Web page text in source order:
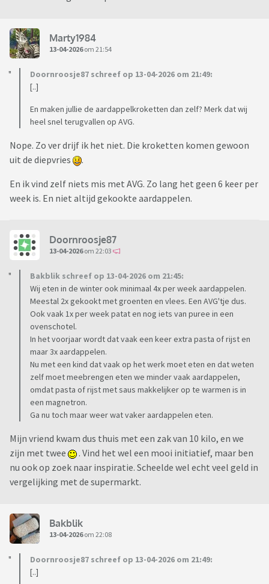
Marty1984
13-04-2026om 21:54
Doornroosje87 schreef op 13-04-2026 om 21:49:
[..]
En maken jullie de aardappelkroketten dan zelf? Merk dat wij
heel snel terugvallen op AVG.
Nope. Zo ver drijf ik het niet. Die kroketten komen gewoon
uit de diepvries
.
En ik vind zelf niets mis met AVG. Zo lang het geen 6 keer per
week is. En niet altijd gekookte aardappelen.
Doornroosje87
13-04-2026om 22:03
Bakblik schreef op 13-04-2026 om 21:45:
Wij eten in de winter ook minimaal 4x per week aardappelen.
Meestal 2x gekookt met groenten en vlees. Een AVG'tje dus.
Ook vaak 1x per week patat en nog iets van puree in een
ovenschotel.
In het voorjaar wordt dat vaak een keer extra pasta of rijst en
maar 3x aardappelen.
Nu met een kind dat vaak op het werk moet eten en dat weten
zelf moet meebrengen eten we minder vaak aardappelen,
omdat pasta of rijst met saus makkelijker op te warmen is in
een magnetron.
Ga nu toch maar weer wat vaker aardappelen eten.
Mijn vriend kwam dus thuis met een zak van 10 kilo, en we
zijn met twee
. Vind het wel een mooi initiatief, maar ben
nu ook op zoek naar inspiratie. Scheelde wel echt veel geld in
vergelijking met de supermarkt.
Bakblik
13-04-2026om 22:08
Doornroosje87 schreef op 13-04-2026 om 21:49:
[..]